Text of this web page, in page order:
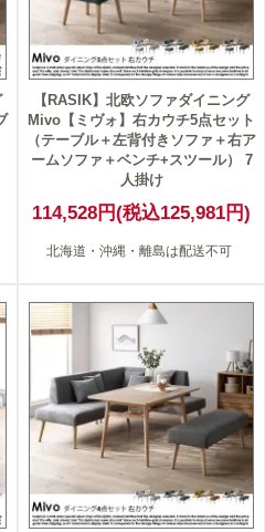
【RASIK】北欧ソファダイニング
Mivo【ミヴォ】右カウチ5点セット
（テーブル＋左背付きソファ＋右ア
ームソファ＋ベンチ+スツール） 7
人掛け
114,528円(税込125,981円)
北海道・沖縄・離島は配送不可